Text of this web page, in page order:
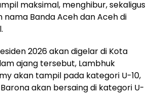
maksimal, menghibur, sekaligus
Banda Aceh dan Aceh di
2026 akan digelar di Kota
ajang tersebut, Lambhuk
akan tampil pada kategori U-10,
akan bersaing di kategori U-